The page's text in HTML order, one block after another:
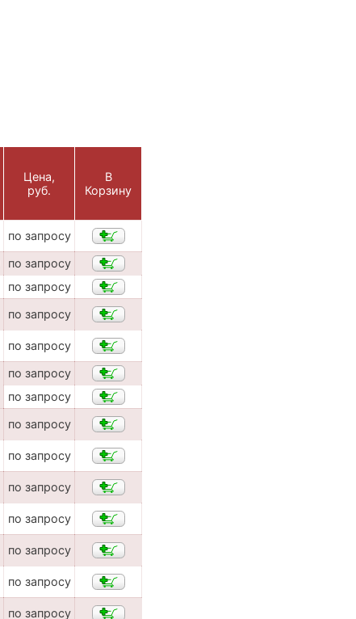
Цена,
руб.
В
Корзину
по запросу
по запросу
по запросу
по запросу
по запросу
по запросу
по запросу
по запросу
по запросу
по запросу
по запросу
по запросу
по запросу
по запросу